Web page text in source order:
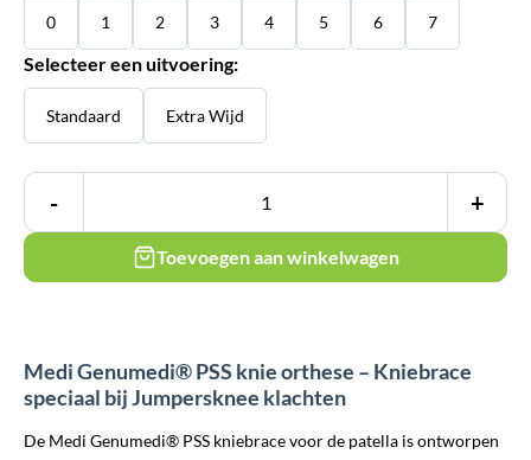
0 1 2 3 4 5 6 7
Selecteer een uitvoering:
Standaard Extra Wijd
- +
Toevoegen aan winkelwagen
Medi Genumedi® PSS knie orthese – Kniebrace
speciaal bij Jumpersknee klachten
De Medi Genumedi® PSS kniebrace voor de patella is ontworpen